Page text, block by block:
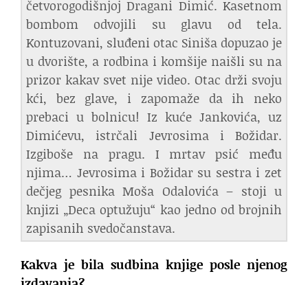
četvorogodišnjoj Dragani Dimić. Kasetnom
bombom odvojili su glavu od tela.
Kontuzovani, sluđeni otac Siniša dopuzao je
u dvorište, a rodbina i komšije naišli su na
prizor kakav svet nije video. Otac drži svoju
kći, bez glave, i zapomaže da ih neko
prebaci u bolnicu! Iz kuće Jankovića, uz
Dimićevu, istrčali Jevrosima i Božidar.
Izgiboše na pragu. I mrtav psić među
njima… Jevrosima i Božidar su sestra i zet
dečjeg pesnika Moša Odalovića – stoji u
knjizi „Deca optužuju“ kao jedno od brojnih
zapisanih svedočanstava.
Kakva je bila sudbina knjige posle njenog